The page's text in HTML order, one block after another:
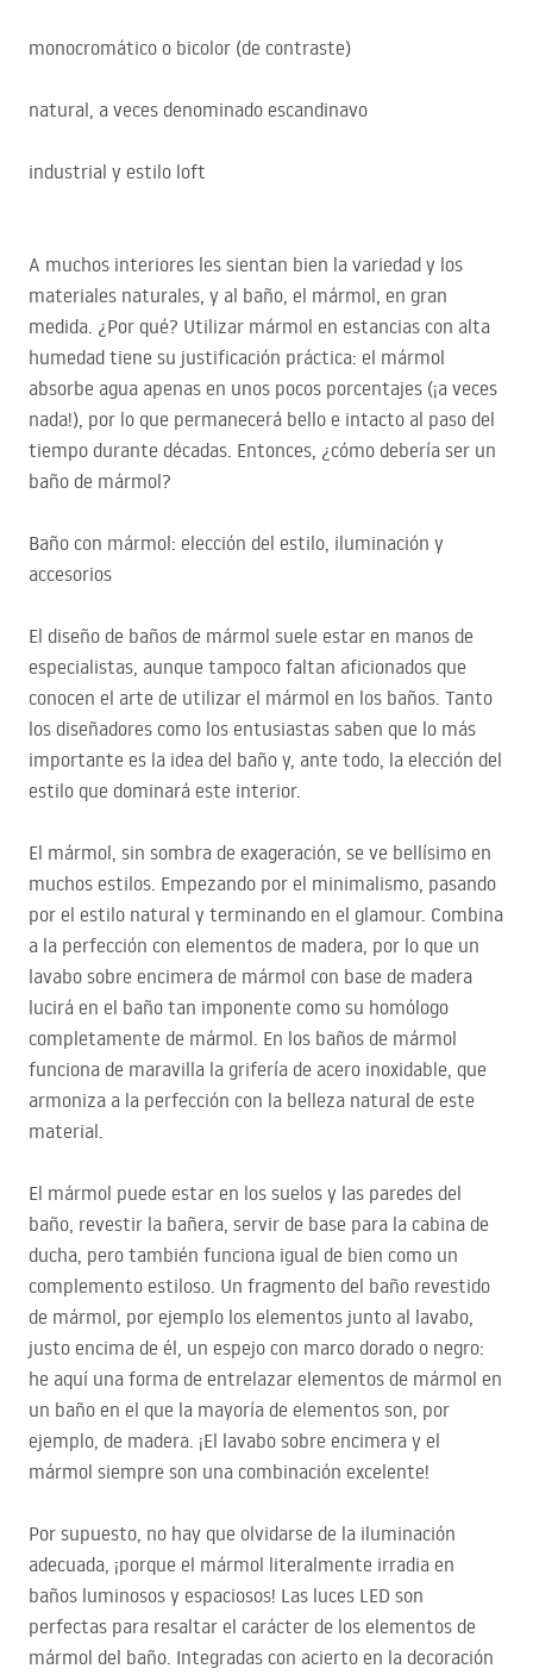
monocromático o bicolor (de contraste)
natural, a veces denominado escandinavo
industrial y estilo loft
A muchos interiores les sientan bien la variedad y los
materiales naturales, y al baño, el mármol, en gran
medida. ¿Por qué? Utilizar mármol en estancias con alta
humedad tiene su justificación práctica: el mármol
absorbe agua apenas en unos pocos porcentajes (¡a veces
nada!), por lo que permanecerá bello e intacto al paso del
tiempo durante décadas. Entonces, ¿cómo debería ser un
baño de mármol?
Baño con mármol: elección del estilo, iluminación y
accesorios
El diseño de baños de mármol suele estar en manos de
especialistas, aunque tampoco faltan aficionados que
conocen el arte de utilizar el mármol en los baños. Tanto
los diseñadores como los entusiastas saben que lo más
importante es la idea del baño y, ante todo, la elección del
estilo que dominará este interior.
El mármol, sin sombra de exageración, se ve bellísimo en
muchos estilos. Empezando por el minimalismo, pasando
por el estilo natural y terminando en el glamour. Combina
a la perfección con elementos de madera, por lo que un
lavabo sobre encimera de mármol con base de madera
lucirá en el baño tan imponente como su homólogo
completamente de mármol. En los baños de mármol
funciona de maravilla la grifería de acero inoxidable, que
armoniza a la perfección con la belleza natural de este
material.
El mármol puede estar en los suelos y las paredes del
baño, revestir la bañera, servir de base para la cabina de
ducha, pero también funciona igual de bien como un
complemento estiloso. Un fragmento del baño revestido
de mármol, por ejemplo los elementos junto al lavabo,
justo encima de él, un espejo con marco dorado o negro:
he aquí una forma de entrelazar elementos de mármol en
un baño en el que la mayoría de elementos son, por
ejemplo, de madera. ¡El lavabo sobre encimera y el
mármol siempre son una combinación excelente!
Por supuesto, no hay que olvidarse de la iluminación
adecuada, ¡porque el mármol literalmente irradia en
baños luminosos y espaciosos! Las luces LED son
perfectas para resaltar el carácter de los elementos de
mármol del baño. Integradas con acierto en la decoración